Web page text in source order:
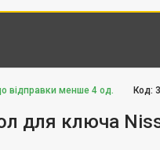
відправки менше 4 од. Код:
для ключа